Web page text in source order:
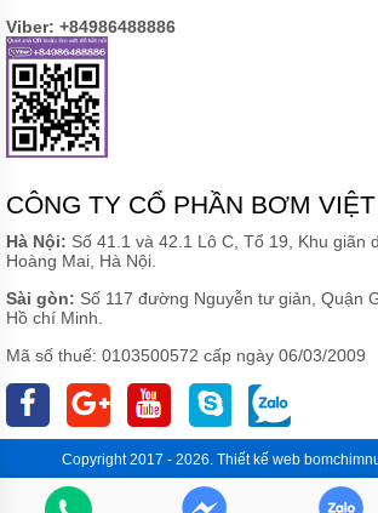
Viber: +84986488886
CÔNG TY CỔ PHẦN BƠM
Hà Nội: Số 41.1 và 42.1 Lô C, Tổ 19, Khu giãn
Hoàng Mai, Hà Nội.
Sài gòn: Số 117 đường Nguyễn tư giản, Quận
Hồ chí Minh.
Mã số thuế: 0103500572 cấp ngày 06/03/2009
Copyright 2017 - 2026. Thiết kế web